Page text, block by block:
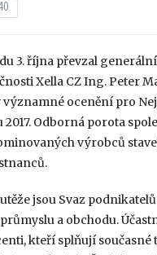
3. října převzal
Xella CZ Ing. Peter
ocenění pro
Odborná porota
výrobců
jsou Svaz
a obchodu.
kteří splňují